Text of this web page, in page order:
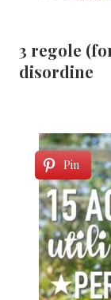
3 regole
disordine
Pin